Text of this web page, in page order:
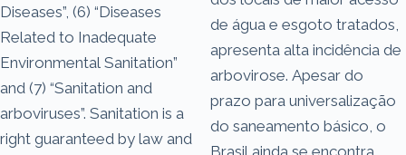
Diseases”, (6) “Diseases
Related to Inadequate
Environmental Sanitation”
and (7) “Sanitation and
arboviruses”. Sanitation is a
right guaranteed by law and
de água e esgoto tratados,
apresenta alta incidência de
arbovirose. Apesar do
prazo para universalização
do saneamento básico, o
Brasil ainda se encontra